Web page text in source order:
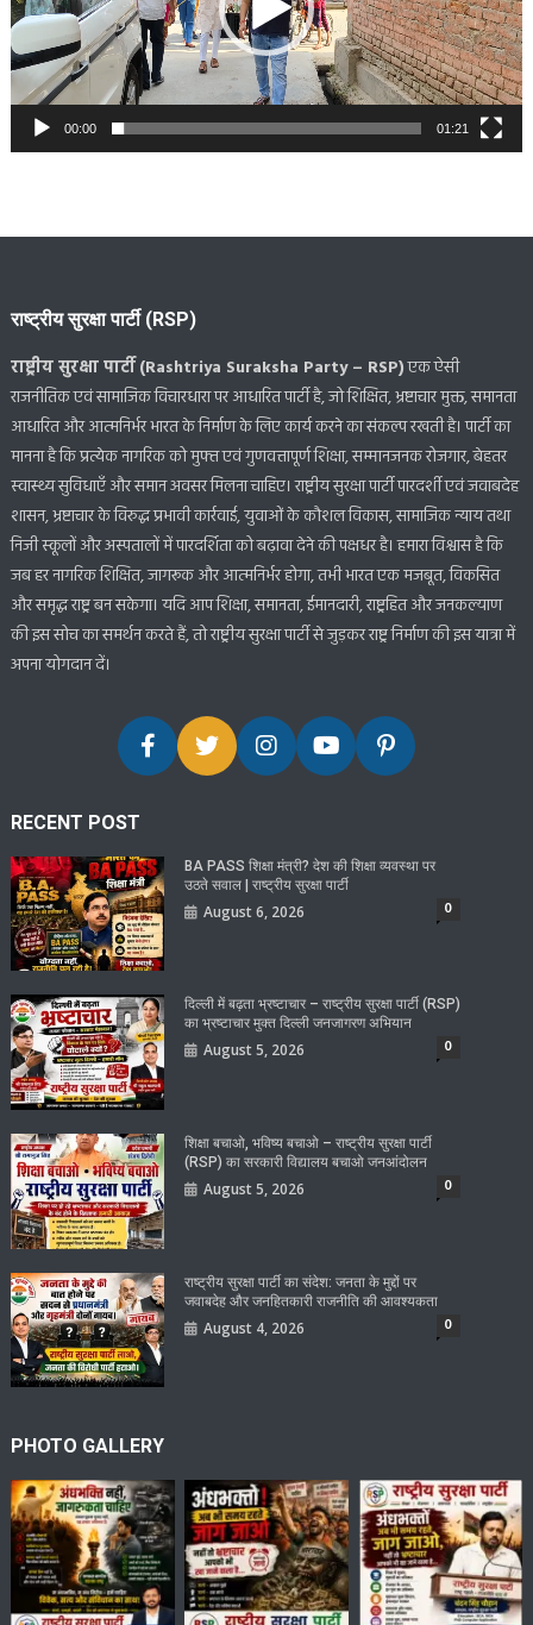
00:00 01:21
राष्ट्रीय सुरक्षा पार्टी (RSP)
राष्ट्रीय सुरक्षा पार्टी (Rashtriya Suraksha Party – RSP)एक ऐसी
राजनीतिक एवं सामाजिक विचारधारा पर आधारित पार्टी है, जो शिक्षित, भ्रष्टाचार मुक्त, समानता
आधारित और आत्मनिर्भर भारत के निर्माण के लिए कार्य करने का संकल्प रखती है। पार्टी का
मानना है कि प्रत्येक नागरिक को मुफ्त एवं गुणवत्तापूर्ण शिक्षा, सम्मानजनक रोजगार, बेहतर
स्वास्थ्य सुविधाएँ और समान अवसर मिलना चाहिए। राष्ट्रीय सुरक्षा पार्टी पारदर्शी एवं जवाबदेह
शासन, भ्रष्टाचार के विरुद्ध प्रभावी कार्रवाई, युवाओं के कौशल विकास, सामाजिक न्याय तथा
निजी स्कूलों और अस्पतालों में पारदर्शिता को बढ़ावा देने की पक्षधर है। हमारा विश्वास है कि
जब हर नागरिक शिक्षित, जागरूक और आत्मनिर्भर होगा, तभी भारत एक मजबूत, विकसित
और समृद्ध राष्ट्र बन सकेगा। यदि आप शिक्षा, समानता, ईमानदारी, राष्ट्रहित और जनकल्याण
की इस सोच का समर्थन करते हैं, तो राष्ट्रीय सुरक्षा पार्टी से जुड़कर राष्ट्र निर्माण की इस यात्रा में
अपना योगदान दें।
RECENT POST
BA PASS शिक्षा मंत्री? देश की शिक्षा व्यवस्था पर
उठते सवाल | राष्ट्रीय सुरक्षा पार्टी
August 6, 2026 0
दिल्ली में बढ़ता भ्रष्टाचार – राष्ट्रीय सुरक्षा पार्टी (RSP)
का भ्रष्टाचार मुक्त दिल्ली जनजागरण अभियान
August 5, 2026 0
शिक्षा बचाओ, भविष्य बचाओ – राष्ट्रीय सुरक्षा पार्टी
(RSP) का सरकारी विद्यालय बचाओ जनआंदोलन
August 5, 2026 0
राष्ट्रीय सुरक्षा पार्टी का संदेश: जनता के मुद्दों पर
जवाबदेह और जनहितकारी राजनीति की आवश्यकता
August 4, 2026 0
PHOTO GALLERY